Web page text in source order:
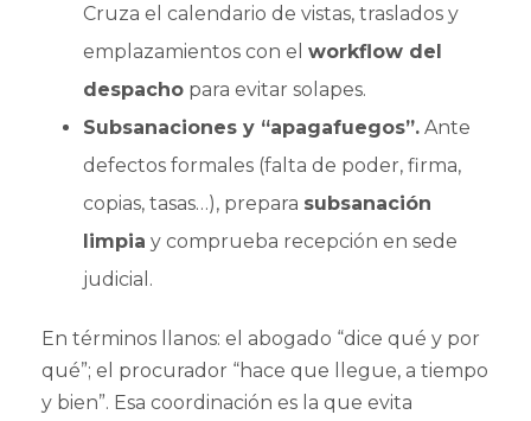
Cruza el calendario de vistas, traslados y
emplazamientos con el workflow del
despacho para evitar solapes.
Subsanaciones y “apagafuegos”. Ante
defectos formales (falta de poder, firma,
copias, tasas…), prepara subsanación
limpia y comprueba recepción en sede
judicial.
En términos llanos: el abogado “dice qué y por
qué”; el procurador “hace que llegue, a tiempo
y bien”. Esa coordinación es la que evita